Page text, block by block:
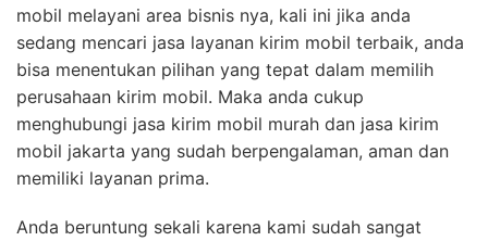
mobil melayani area bisnis nya, kali ini jika anda
sedang mencari jasa layanan kirim mobil terbaik, anda
bisa menentukan pilihan yang tepat dalam memilih
perusahaan kirim mobil. Maka anda cukup
menghubungi jasa kirim mobil murah dan jasa kirim
mobil jakarta yang sudah berpengalaman, aman dan
memiliki layanan prima.
Anda beruntung sekali karena kami sudah sangat